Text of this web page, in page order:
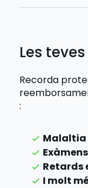
Les
Recorda
:
Malaltia
Retards
I molt